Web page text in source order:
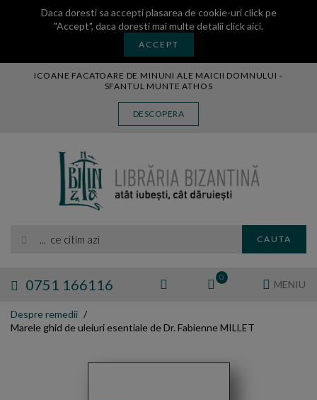
Daca doresti sa accepti plasarea de cookie-uri click pe
"Accept", daca doresti mai multe detaliiclick aici.
ACCEPT
ICOANE FACATOARE DE MINUNI ALE MAICII DOMNULUI -
SFANTUL MUNTE ATHOS
DESCOPERA
CAUTA
0751 166116 0
MENIU
MANASTIREA VATOPEDI
TAMAIE
Despre remedii
Marele ghid de uleiuri esentiale de Dr. Fabienne MILLET